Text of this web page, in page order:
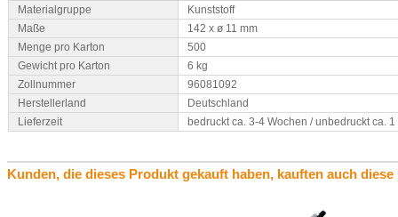
Materialgruppe
Kunststoff
Maße
142 x ø 11 mm
Menge pro Karton
500
Gewicht pro Karton
6 kg
Zollnummer
96081092
Herstellerland
Deutschland
Lieferzeit
bedruckt ca. 3-4 Wochen / unbedruckt ca. 1
Kunden, die dieses Produkt gekauft haben, kauften auch